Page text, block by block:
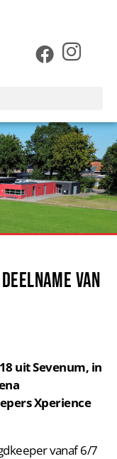
van
uit Sevenum, in
Xperience
vanaf 6/7